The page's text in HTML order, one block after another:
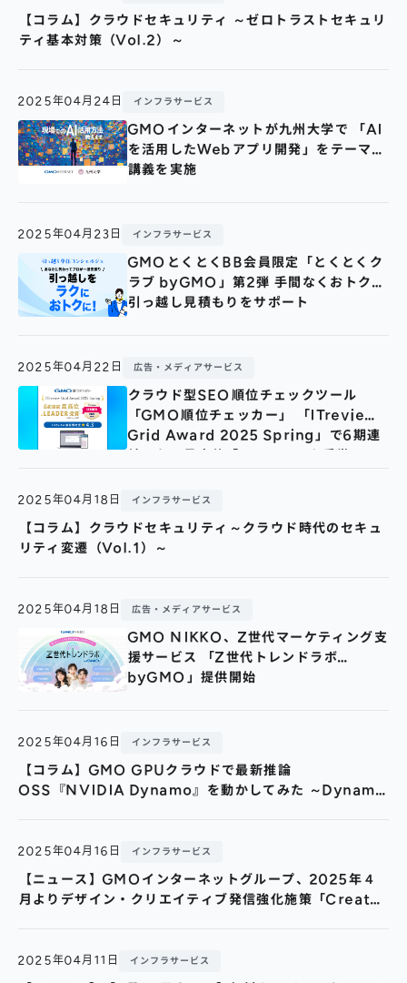
【コラム】クラウドセキュリティ ～ゼロトラストセキュリ
ティ基本対策（Vol.2）～
2025年04月24日 インフラサービス
GMOインターネットが九州大学で 「AI
を活用したWebアプリ開発」をテーマに
講義を実施
2025年04月23日 インフラサービス
GMOとくとくBB会員限定「とくとくク
ラブ byGMO」第2弾 手間なくおトクな
引っ越し見積もりをサポート
2025年04月22日 広告・メディアサービス
クラウド型SEO順位チェックツール
「GMO順位チェッカー」 「ITreview
Grid Award 2025 Spring」で6期連
2025年04月18日 インフラサービス
【コラム】クラウドセキュリティ～クラウド時代のセキュ
リティ変遷（Vol.1）～
2025年04月18日 広告・メディアサービス
GMO NIKKO、Z世代マーケティング支
援サービス 「Z世代トレンドラボ
byGMO」提供開始
2025年04月16日 インフラサービス
【コラム】GMO GPUクラウドで最新推論
OSS『NVIDIA Dynamo』を動かしてみた ～Dynamo
2025年04月16日 インフラサービス
【ニュース】GMOインターネットグループ、2025年４
月よりデザイン・クリエイティブ発信強化施策「Creator
2025年04月11日 インフラサービス